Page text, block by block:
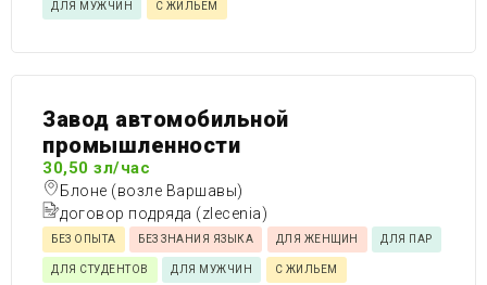
ДЛЯ МУЖЧИН С ЖИЛЬЕМ
Завод автомобильной
промышленности
30,50 зл/час
Блоне (возле Варшавы)
договор подряда (zlecenia)
БЕЗ ОПЫТА БЕЗ ЗНАНИЯ ЯЗЫКА ДЛЯ ЖЕНЩИН ДЛЯ ПАР
ДЛЯ СТУДЕНТОВ ДЛЯ МУЖЧИН С ЖИЛЬЕМ